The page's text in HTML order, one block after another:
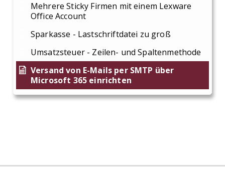
Mehrere Sticky Firmen mit einem Lexware
Office Account
Sparkasse - Lastschriftdatei zu groß
Umsatzsteuer - Zeilen- und Spaltenmethode
Versand von E-Mails per SMTP über
Microsoft 365 einrichten